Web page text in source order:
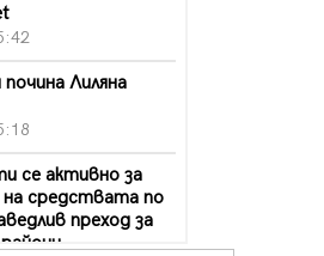
Лиляна
се активно за
на средствата по
преход за